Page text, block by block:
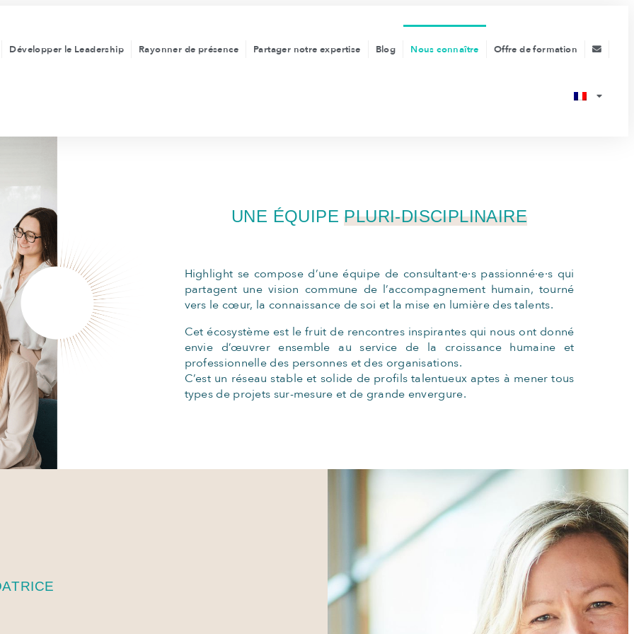
Développer le Leadership Rayonner de présence Partager notre expertise Blog Nous connaître Offre de formation
UNE ÉQUIPEPLURI-DISCIPLINAIRE
Highlight se compose d’une équipe de consultant·e·s passionné·e·s qui
partagent une vision commune de l’accompagnement humain, tourné
vers le cœur, la connaissance de soi et la mise en lumière des talents.
Cet écosystème est le fruit de rencontres inspirantes qui nous ont donné
envie d’œuvrer ensemble au service de la croissance humaine et
professionnelle des personnes et des organisations.
C’est un réseau stable et solide de profils talentueux aptes à mener tous
types de projets sur-mesure et de grande envergure.